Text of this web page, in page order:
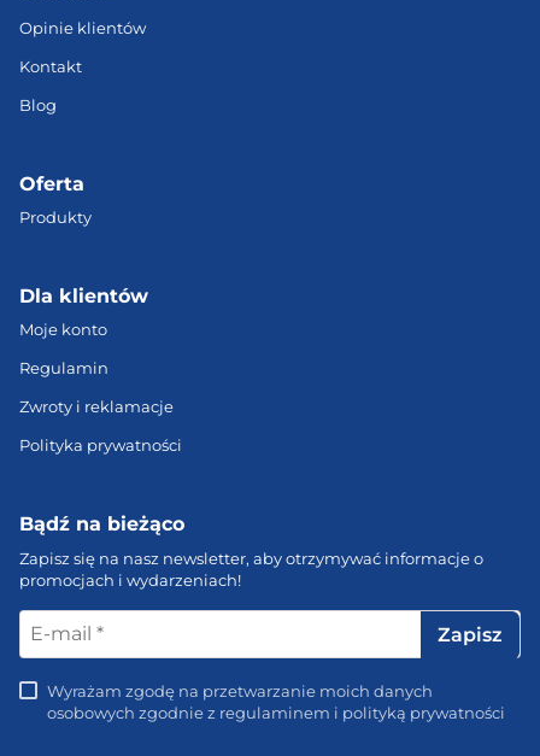
Opinie klientów
Kontakt
Blog
Oferta
Produkty
Dla klientów
Moje konto
Regulamin
Zwroty i reklamacje
Polityka prywatności
Bądź na bieżąco
Zapisz się na nasz newsletter, aby otrzymywać informacje o
promocjach i wydarzeniach!
E-
mail
Wyrażam zgodę na przetwarzanie moich danych
osobowych zgodnie z regulaminem i polityką prywatności